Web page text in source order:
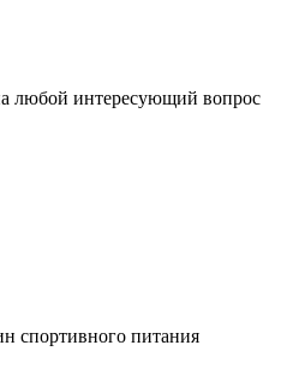
любой интересующий вопрос
спортивного питания